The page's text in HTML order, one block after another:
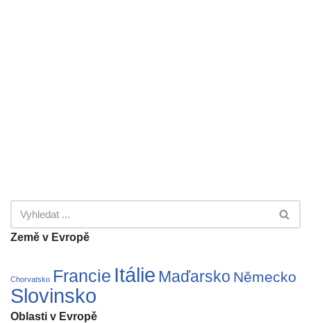
Země v Evropě
Chorvatsko Francie Itálie Maďarsko Německo
Slovinsko
Oblasti v Evropě